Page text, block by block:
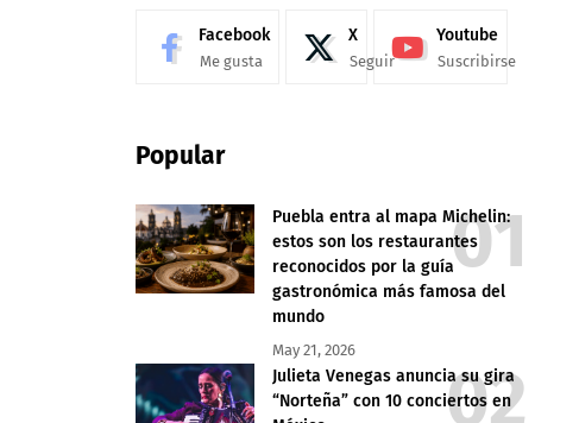
Facebook
Me gusta
X
Seguir
Youtube
Suscribirse
Popular
Puebla entra al mapa Michelin:
estos son los restaurantes
reconocidos por la guía
gastronómica más famosa del
mundo
May 21, 2026
Julieta Venegas anuncia su gira
“Norteña” con 10 conciertos en